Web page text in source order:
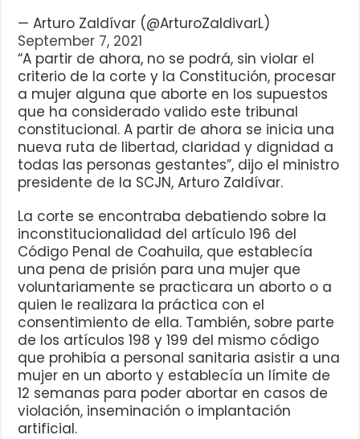
— Arturo Zaldívar (@ArturoZaldivarL)
September 7, 2021
“A partir de ahora, no se podrá, sin violar el
criterio de la corte y la Constitución, procesar
a mujer alguna que aborte en los supuestos
que ha considerado valido este tribunal
constitucional. A partir de ahora se inicia una
nueva ruta de libertad, claridad y dignidad a
todas las personas gestantes”, dijo el ministro
presidente de la SCJN, Arturo Zaldívar.
La corte se encontraba debatiendo sobre la
inconstitucionalidad del artículo 196 del
Código Penal de Coahuila, que establecía
una pena de prisión para una mujer que
voluntariamente se practicara un aborto o a
quien le realizara la práctica con el
consentimiento de ella. También, sobre parte
de los artículos 198 y 199 del mismo código
que prohibía a personal sanitaria asistir a una
mujer en un aborto y establecía un límite de
12 semanas para poder abortar en casos de
violación, inseminación o implantación
artificial.